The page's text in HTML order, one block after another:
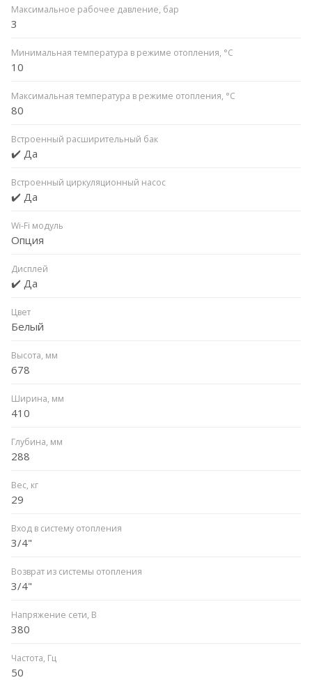
Максимальное рабочее давление, бар
3
Минимальная температура в режиме отопления, °C
10
Максимальная температура в режиме отопления, °C
80
Встроенный расширительный бак
✔️ Да
Встроенный циркуляционный насос
✔️ Да
Wi-Fi модуль
Опция
Дисплей
✔️ Да
Цвет
Белый
Высота, мм
678
Ширина, мм
410
Глубина, мм
288
Вес, кг
29
Вход в систему отопления
3/4"
Возврат из системы отопления
3/4"
Напряжение сети, В
380
Частота, Гц
50